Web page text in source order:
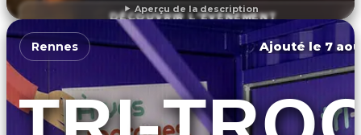
Aperçu de la description
DÉCOUVRIR L'ÉVÉNEMENT
Rennes Ajouté le 7